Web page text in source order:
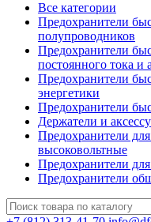
Все категории
Предохранители
полупроводников
Предохранители
постоянного тока и
Предохранители
энергетики
Предохранители
Держатели и
Предохранители
высоковольтные
Предохранители
Предохранители